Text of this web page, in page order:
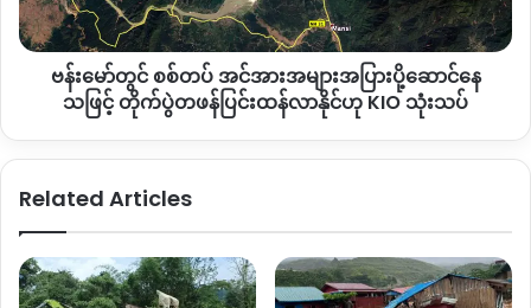
ခံရ
ပို့ဆောင်
နေ
သဖြင့်
လာ
KIO
သုံးသပ်
ဗန်းမော်တွင် စစ်တပ် အင်အားအများအပြားပို့ဆောင်နေ
သဖြင့် တိုက်ပွဲတဖန်ပြင်းထန်လာနိုင်ဟု KIO သုံးသပ်
Related Articles